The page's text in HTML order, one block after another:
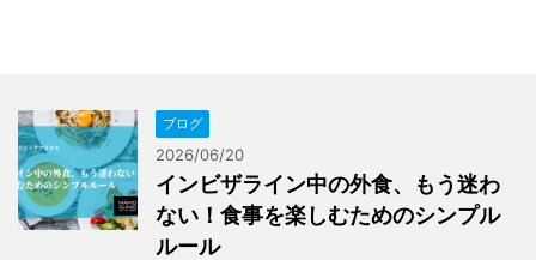
ブログ
2026/06/20
インビザライン中の外食、もう迷わ
ない！食事を楽しむためのシンプル
ルール